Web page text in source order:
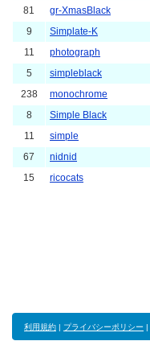
81
gr-XmasBlack
9
Simplate-K
11
photograph
5
simpleblack
238
monochrome
8
Simple Black
11
simple
67
nidnid
15
ricocats
利用規約 | プライバシーポリシー |